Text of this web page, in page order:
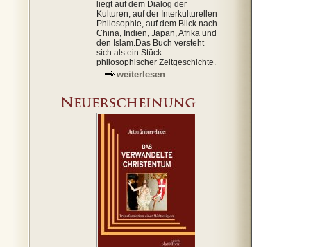
liegt auf dem Dialog der
Kulturen, auf der Interkulturellen
Philosophie, auf dem Blick nach
China, Indien, Japan, Afrika und
den Islam.Das Buch versteht
sich als ein Stück
philosophischer Zeitgeschichte.
weiterlesen